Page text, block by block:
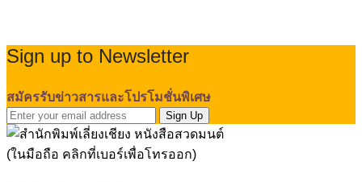
Sign up to Newsletter
สมัครรับข่าวสารและโปรโมชั่นพิเศษ
Sign Up
(ในมือถือ คลิกที่เบอร์เพื่อโทรออก)